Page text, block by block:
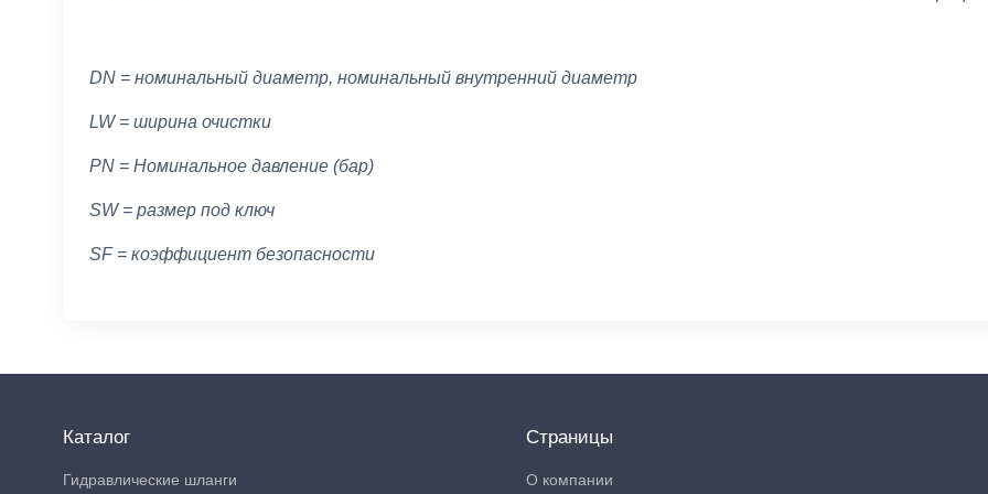
DN = номинальный диаметр, номинальный внутренний диаметр
LW = ширина очистки
PN = Номинальное давление (бар)
SW = размер под ключ
SF = коэффициент безопасности
Каталог
Гидравлические шланги
Страницы
О компании